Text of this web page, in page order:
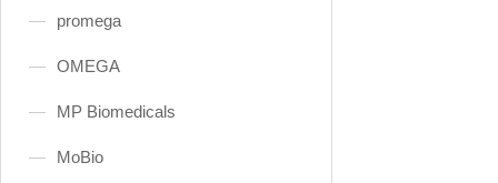
promega
OMEGA
MP Biomedicals
MoBio